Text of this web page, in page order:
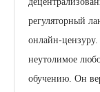
регуляторный
онлайн-
неутолимое
обучению. Он